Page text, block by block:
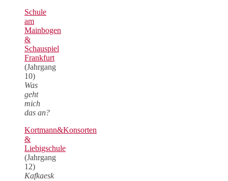
Schule
am
Mainbogen
&
Schauspiel
Frankfurt
(Jahrgang
10)
Was
geht
mich
das an?
Kortmann&Konsorten
&
Liebigschule
(Jahrgang
12)
Kafkaesk